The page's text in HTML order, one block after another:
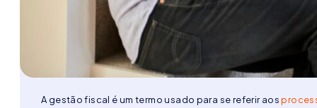
A gestão fiscal é um termo usado para se referir aos